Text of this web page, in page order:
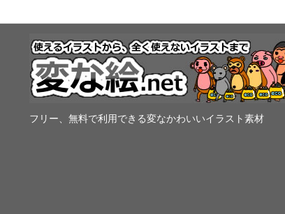
フリー、無料で利用できる変なかわいいイラスト素材